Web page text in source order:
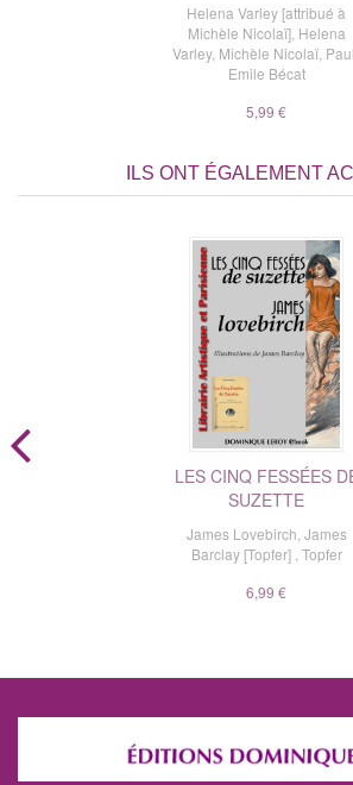
Helena Varley [attribué à
Michèle Nicolaï], Helena
Varley, Michèle Nicolaï
Emile Bécat
5,99 €
ILS ONT ÉGALEMENT
LES CINQ FESSÉES
SUZETTE
James Lovebirch James
Barclay [Topfer] Topfer
6,99 €